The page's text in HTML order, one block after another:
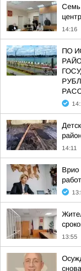
Семь
14:16
ПО
14:11
Врио
13:55